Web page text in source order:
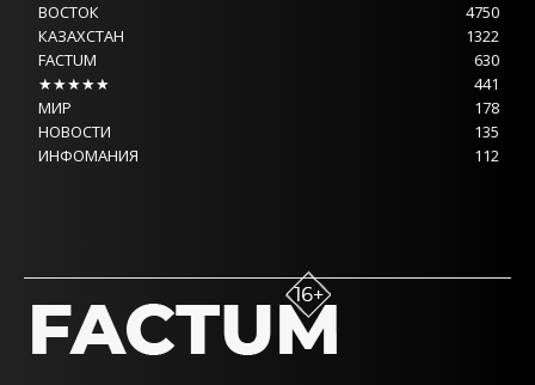
ВОСТОК
4750
КАЗАХСТАН
1322
FACTUM
630
★★★★★
441
МИР
178
НОВОСТИ
135
ИНФОМАНИЯ
112